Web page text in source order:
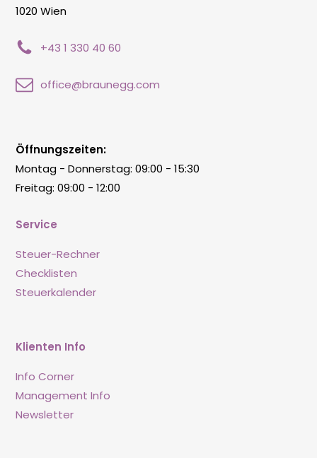
1020 Wien
+43 1 330 40 60
office@braunegg.com
Service
Steuer-Rechner
Checklisten
Steuerkalender
Klienten Info
Info Corner
Management Info
Newsletter
Öffnungszeiten:
Montag - Donnerstag: 09:00 - 15:30
Freitag: 09:00 - 12:00